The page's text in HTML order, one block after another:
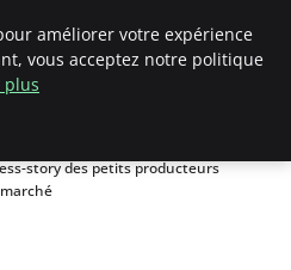
climatique
story des petits producteurs
améliorer votre expérience
vous acceptez notre politique
plus